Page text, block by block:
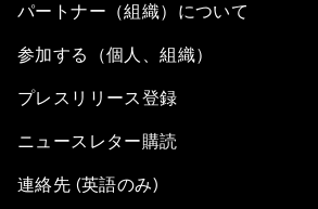
パートナー（組織）について
参加する（個人、組織）
プレスリリース登録
ニュースレター購読
連絡先 (英語のみ)